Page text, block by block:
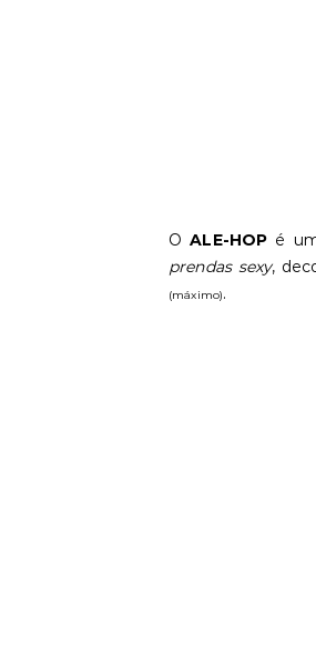
OALE-HOP é
prendas sexy,
(máximo).